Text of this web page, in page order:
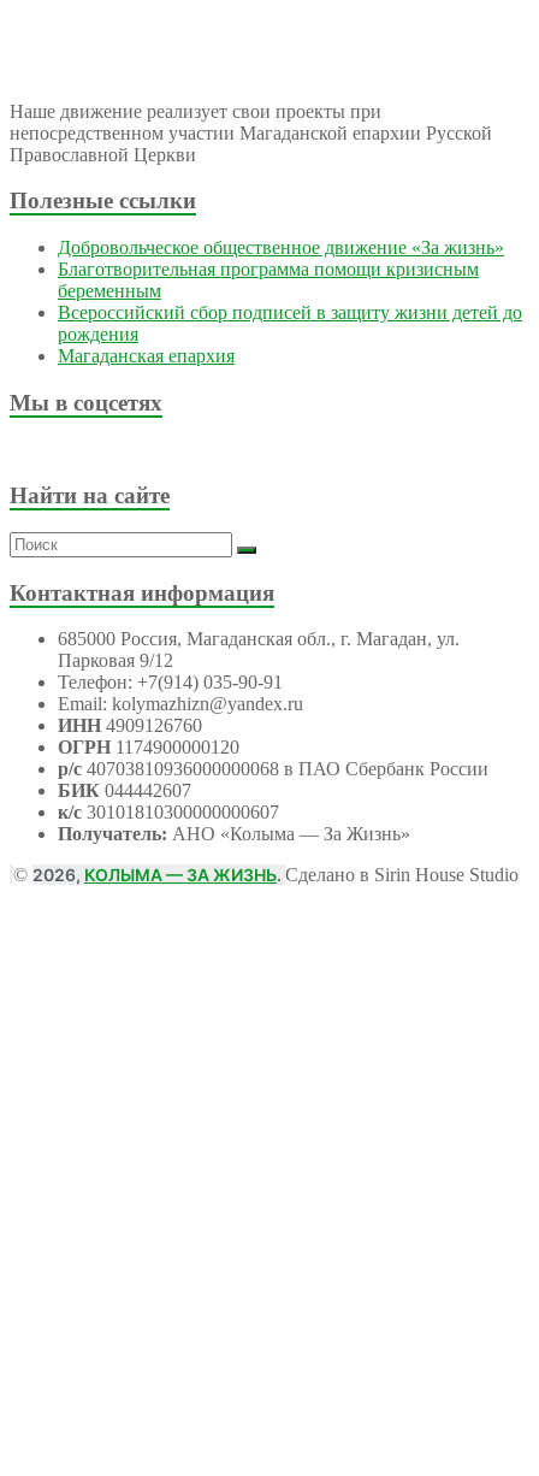
Наше движение реализует свои проекты при
непосредственном участии Магаданской епархии Русской
Православной Церкви
Полезные ссылки
Добровольческое общественное движение «За жизнь»
Благотворительная программа помощи кризисным
беременным
Всероссийский сбор подписей в защиту жизни детей до
рождения
Магаданская епархия
Мы в соцсетях
Найти на сайте
Контактная информация
685000 Россия, Магаданская обл., г. Магадан, ул.
Парковая 9/12
Телефон: +7(914) 035-90-91
Email: kolymazhizn@yandex.ru
ИНН 4909126760
ОГРН 1174900000120
р/с 40703810936000000068 в ПАО Сбербанк России
БИК 044442607
к/с 30101810300000000607
Получатель: АНО «Колыма — За Жизнь»
© 2026, КОЛЫМА — ЗА ЖИЗНЬ. Сделано в Sirin House Studio